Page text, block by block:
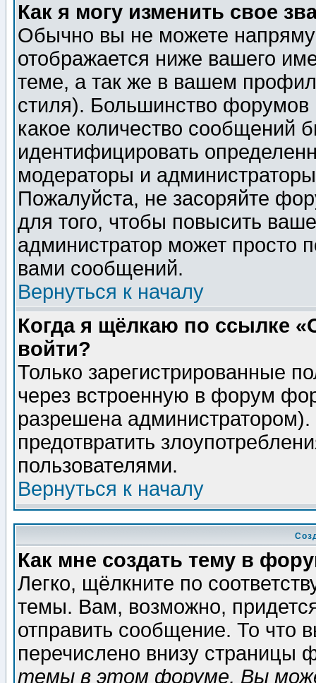
Как я могу изменить свое
Обычно вы не можете
отображается ниже вашего
теме, а так же в вашем
стиля). Большинство форумов
какое количество сообщений
идентифицировать
модераторы и
Пожалуйста, не засоряйте
для того, чтобы повысить
администратор может просто
вами сообщений.
Вернуться к началу
Когда я щёлкаю по ссылке
войти?
Только зарегистрированные
через встроенную в форум
разрешена
предотвратить
пользователями.
Вернуться к началу
Как мне создать тему в
Легко, щёлкните по
темы. Вам, возможно,
отправить сообщение. То что
перечислено внизу страницы
темы в этом форуме, Вы